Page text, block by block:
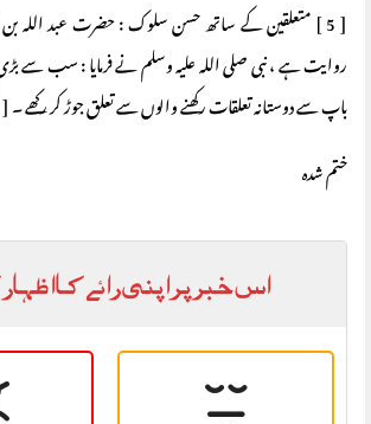
[ 5 ] متعلقین کے ساتھ حسن سلوک : حضرت عبد اللہ
روایت ہے ، نبی صلی اللہ علیہ وسلم نے فرمایا : سب سے
باپ سے دوستانہ تعلقات رکھنے والوں سے تعلق جوڑ کر رکھے
ختم شده
اس خبر پر اپنی رائے کا